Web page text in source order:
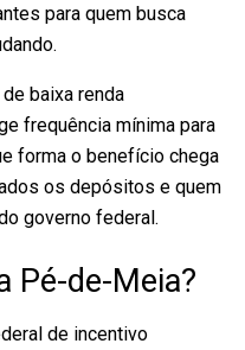
para quem busca
baixa renda
frequência mínima para
forma o benefício chega
os depósitos e quem
governo federal.
Pé-de-Meia?
de incentivo